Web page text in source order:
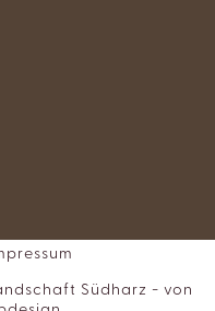
Südharz - von